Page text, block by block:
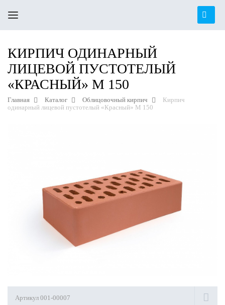
КИРПИЧ ОДИНАРНЫЙ
ЛИЦЕВОЙ ПУСТОТЕЛЫЙ
«КРАСНЫЙ» М 150
Главная Каталог Облицовочный кирпич
Кирпич
одинарный лицевой пустотелый «Красный» М 150
Артикул 001-00007